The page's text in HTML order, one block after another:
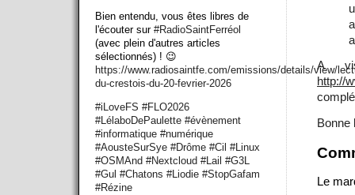
A
http://
Bonne
Le
Bien entendu, vous êtes libres de
l'écouter sur #RadioSaintFerréol
(avec plein d'autres articles
sélectionnés) ! 😉
https://www.radiosaintfe.com/emissions/details/view/
du-crestois-du-20-fevrier-2026
#iLoveFS #FLO2026
#LélaboDePaulette #évènement
#informatique #numérique
#AousteSurSye #Drôme #Cil #Linux
#OSMAnd #Nextcloud #Lail #G3L
#Gul #Chatons #Liodie #StopGafam
#Rézine